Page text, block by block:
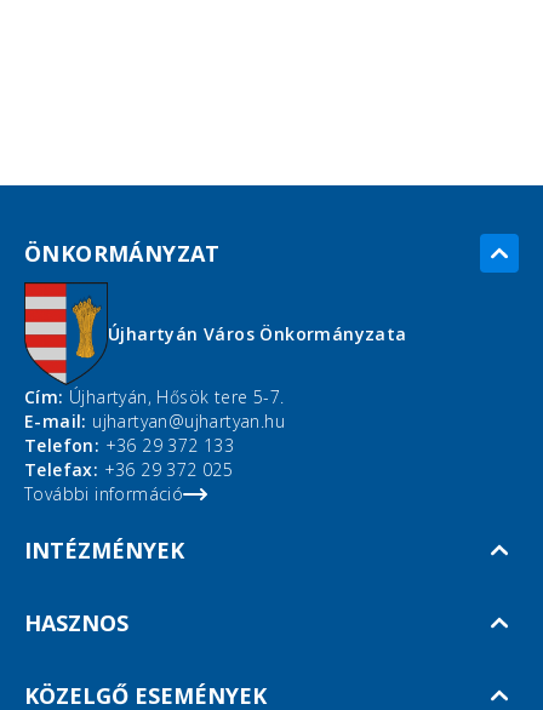
ÖNKORMÁNYZAT
Újhartyán Város Önkormányzata
Cím: Újhartyán, Hősök tere 5-7.
E-mail: ujhartyan@ujhartyan.hu
Telefon: +36 29 372 133
Telefax: +36 29 372 025
További információ
INTÉZMÉNYEK
HASZNOS
KÖZELGŐ ESEMÉNYEK